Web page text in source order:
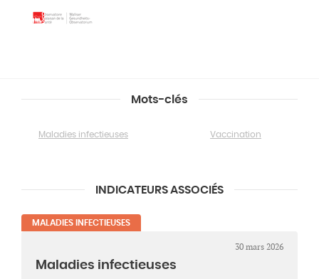
Mots-clés
Maladies infectieuses Vaccination
INDICATEURS ASSOCIÉS
MALADIES INFECTIEUSES
30 mars 2026
Maladies infectieuses